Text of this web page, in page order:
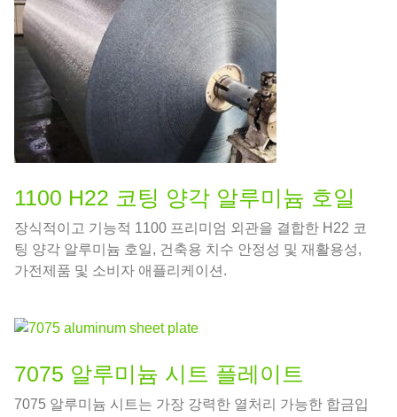
1100 H22 코팅 양각 알루미늄 호일
장식적이고 기능적 1100 프리미엄 외관을 결합한 H22 코
팅 양각 알루미늄 호일, 건축용 치수 안정성 및 재활용성,
가전제품 및 소비자 애플리케이션.
7075 알루미늄 시트 플레이트
7075 알루미늄 시트는 가장 강력한 열처리 가능한 합금입